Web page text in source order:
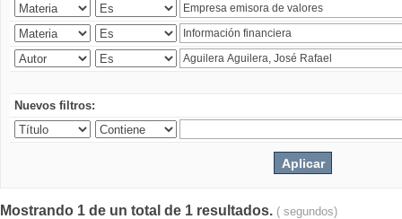
Nuevos filtros:
Mostrando 1 de un total de 1 resultados. ( segundos)